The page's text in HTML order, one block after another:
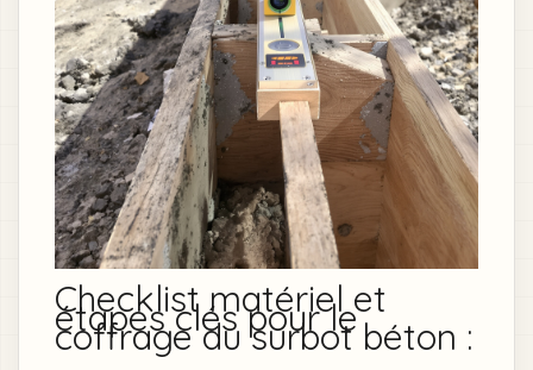
Checklist matériel et
étapes clés pour le
coffrage du surbot béton :